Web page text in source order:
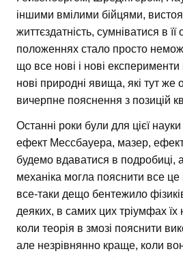
іншими вмілими бійцями,
життєздатність, сумніватися в
положеннях стало просто
що все нові і нові експерименти
нові природні явища, які тут же
вичерпне пояснення з позицій
Останні роки були для цієї
ефект Мессбауера, мазер,
будемо вдаватися в подробиці,
механіка могла пояснити все це і
все-таки дещо бентежило
деяких, в самих цих тріумфах
коли теорія в змозі пояснити
але незрівнянно краще, коли